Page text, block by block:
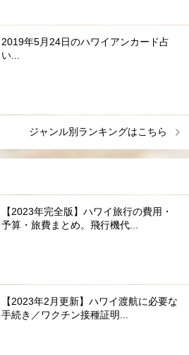
2019年5月24日のハワイアンカード占
い...
ジャンル別ランキングはこちら
【2023年完全版】ハワイ旅行の費用・
予算・旅費まとめ。飛行機代...
【2023年2月更新】ハワイ渡航に必要な
手続き／ワクチン接種証明...